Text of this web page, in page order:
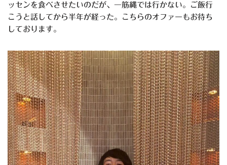
ッセンを食べさせたいのだが、一筋縄では行かない。ご飯行
こうと話してから半年が経った。こちらのオファーもお待ち
しております。